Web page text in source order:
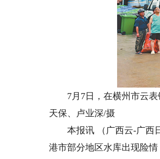
7月7日，在横州市云表
天保、卢业深/摄
本报讯 （广西云-广西日
港市部分地区水库出现险